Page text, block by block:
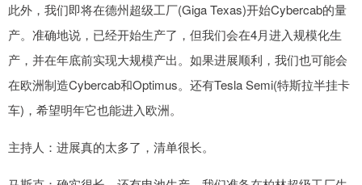
此外，我们即将在德州超级工厂(Giga Texas)开始Cybercab的量
产。准确地说，已经开始生产了，但我们会在4月进入规模化生
产，并在年底前实现大规模产出。如果进展顺利，我们也可能会
在欧洲制造Cybercab和Optimus。还有Tesla Semi(特斯拉半挂卡
车)，希望明年它也能进入欧洲。
主持人：进展真的太多了，清单很长。